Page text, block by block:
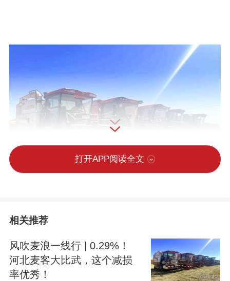
打开APP阅读全文
相关推荐
风吹麦浪一线行 | 0.29%！
河北麦客大比武，这个减损
率优秀！